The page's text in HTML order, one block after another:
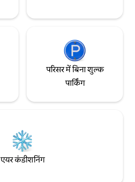
परिसर में बिना शुल्क
पार्किंग
एयर कंडीशनिंग